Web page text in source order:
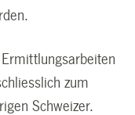
zum
Schweizer.